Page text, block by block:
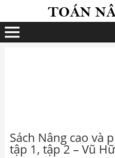
Sách Nâng cao và
tập 1, tập 2 – Vũ